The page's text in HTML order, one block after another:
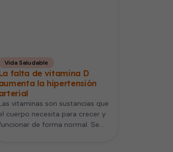
Vida Saludable
falta de vitamina D
la hipertensión
vitaminas son sustancias que
cuerpo necesita para crecer y
de forma normal. Se